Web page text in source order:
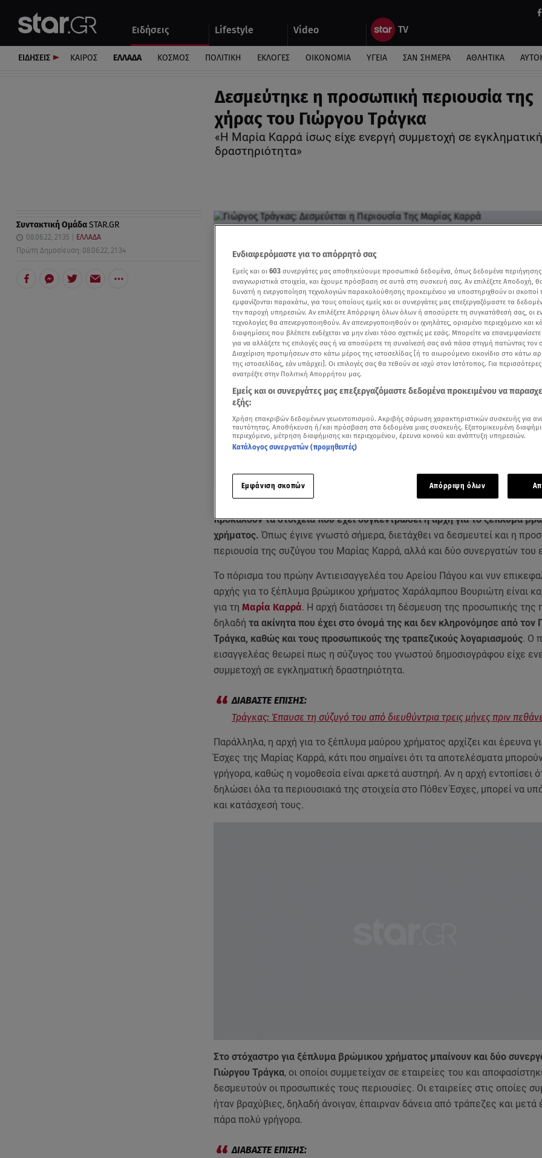
Ειδήσεις Lifestyle Video
Αυτοκίνητο
ΕΙΔΗΣΕΙΣ ΚΑΙΡΟΣ ΕΛΛΑΔΑ ΚΟΣΜΟΣ ΠΟΛΙΤΙΚΗ ΕΚΛΟΓΕΣ ΟΙΚΟΝΟΜΙΑ ΥΓΕΙΑ ΣΑΝ ΣΗΜΕΡΑ ΑΘΛΗΤΙΚΑ
Δεσμεύτηκε η προσωπική περιουσία της
χήρας του Γιώργου Τράγκα
«Η Μαρία Καρρά ίσως είχε ενεργή συμμετοχή σε εγκληματική
δραστηριότητα»
Συντακτική ΟμάδαSTAR.GR
08.06.22, 21:35
ΕΛΛΑΔΑ
Πρώτη Δημοσίευση: 08.06.22, 21:34
Δείτε περισσότερα άρθρα μας στα αποτελέσματα αναζήτησης
προκαλούν τα στοιχεία που έχει συγκεντρώσει η αρχή για το ξέπλυμα
χρήματος. Όπως έγινε γνωστό σήμερα, διετάχθει να δεσμευτεί και η
περιουσία της συζύγου του Μαρίας Καρρά, αλλά και δύο συνεργατών του
Το πόρισμα του πρώην Αντιεισαγγελέα του Αρείου Πάγου και νυν
αρχής για το ξέπλυμα βρώμικου χρήματος Χαράλαμπου Βουριώτη είναι
για τη Μαρία Καρρά. Η αρχή διατάσσει τη δέσμευση της προσωπικής της
δηλαδή τα ακίνητα που έχει στο όνομά της και δεν κληρονόμησε από τον
Τράγκα, καθώς και τους προσωπικούς της τραπεζικούς λογαριασμούς. Ο
εισαγγελέας θεωρεί πως η σύζυγος του γνωστού δημοσιογράφου είχε
συμμετοχή σε εγκληματική δραστηριότητα.
Τράγκας: Έπαυσε τη σύζυγό του από διευθύντρια τρεις μήνες πριν
Παράλληλα, η αρχή για το ξέπλυμα μαύρου χρήματος αρχίζει και έρευνα
Έσχες της Μαρίας Καρρά, κάτι που σημαίνει ότι τα αποτελέσματα
γρήγορα, καθώς η νομοθεσία είναι αρκετά αυστηρή. Αν η αρχή εντοπίσει
δηλώσει όλα τα περιουσιακά της στοιχεία στο Πόθεν Έσχες, μπορεί να
και κατάσχεσή τους.
Στο στόχαστρο για ξέπλυμα βρώμικου χρήματος μπαίνουν και δύο
Γιώργου Τράγκα, οι οποίοι συμμετείχαν σε εταιρείες του και
δεσμευτούν οι προσωπικές τους περιουσίες. Οι εταιρείες στις οποίες
ήταν βραχύβιες, δηλαδή άνοιγαν, έπαιρναν δάνεια από τράπεζες και μετά
πάρα πολύ γρήγορα.
Ενδιαφερόμαστε για το απόρρητό σας
Εμείς και οι 603 συνεργάτες μας αποθηκεύουμε προσωπικά δεδομένα, όπως δεδομένα
αναγνωριστικά στοιχεία, και έχουμε πρόσβαση σε αυτά στη συσκευή σας. Αν επιλέξετε Αποδοχή,
δυνατή η ενεργοποίηση τεχνολογιών παρακολούθησης προκειμένου να υποστηριχθούν οι σκοποί
εμφανίζονται παρακάτω, για τους οποίους εμείς και οι συνεργάτες μας επεξεργαζόμαστε τα
την παροχή υπηρεσιών. Αν επιλέξετε Απόρριψη όλων όλων ή αποσύρετε τη συγκατάθεσή σας, οι
τεχνολογίες θα απενεργοποιηθούν. Αν απενεργοποιηθούν οι ιχνηλάτες, ορισμένο περιεχόμενο και
διαφημίσεις που βλέπετε ενδέχεται να μην είναι τόσο σχετικές με εσάς. Μπορείτε να
για να αλλάξετε τις επιλογές σας ή να αποσύρετε τη συναίνεσή σας ανά πάσα στιγμή πατώντας τον
Διαχείριση προτιμήσεων στο κάτω μέρος της ιστοσελίδας [ή το αιωρούμενο εικονίδιο στο κάτω
της ιστοσελίδας, εάν υπάρχει]. Οι επιλογές σας θα τεθούν σε ισχύ στον Ιστότοπος. Για
ανατρέξτε στην Πολιτική Απορρήτου μας.
Εμείς και οι συνεργάτες μας επεξεργαζόμαστε δεδομένα προκειμένου να
εξής:
Χρήση επακριβών δεδομένων γεωεντοπισμού. Ακριβής σάρωση χαρακτηριστικών συσκευής για
ταυτότητας. Αποθήκευση ή/και πρόσβαση στα δεδομένα μιας συσκευής. Εξατομικευμένη
περιεχόμενο, μέτρηση διαφήμισης και περιεχομένου, έρευνα κοινού και ανάπτυξη υπηρεσιών.
Κατάλογος συνεργατών (προμηθευτές)
Εμφάνιση σκοπών Απόρριψη όλων